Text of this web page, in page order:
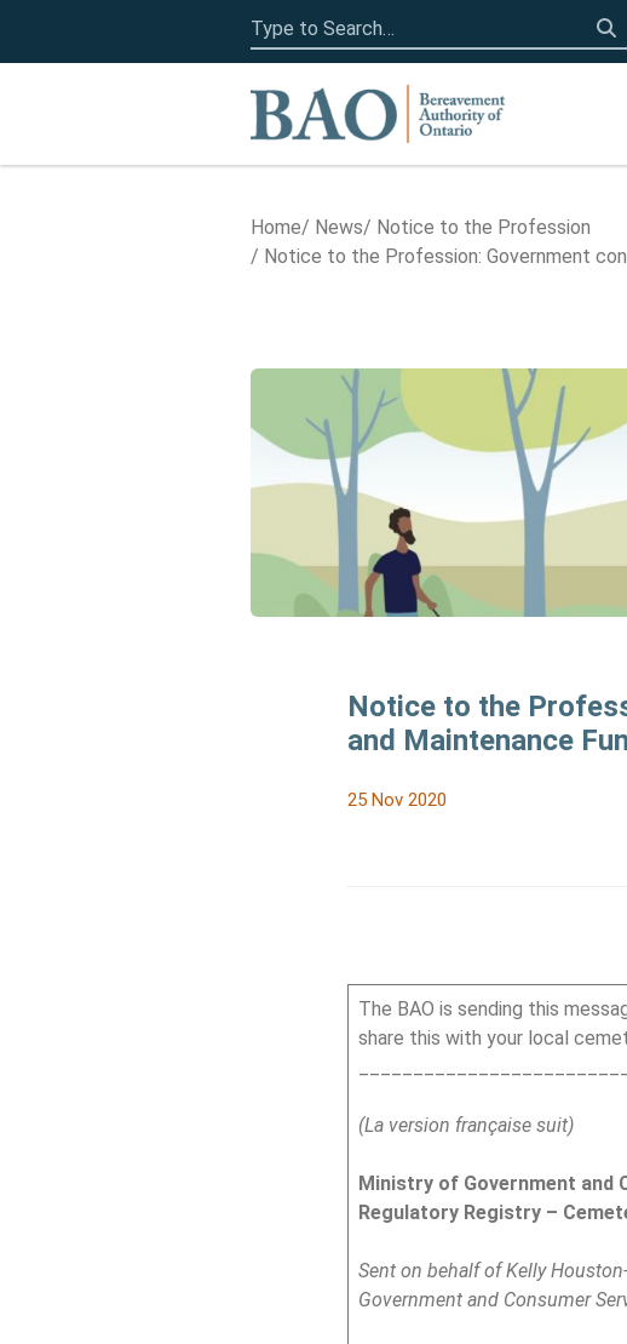
Home
Search
for:
Home News
Notice to the Profession
Notice to the Profession: Government
Notice to the
and Maintenance
25 Nov 2020
The BAO is sending this
share this with your local
(La version française suit)
Ministry of Government and
Regulatory Registry –
Sent on behalf of Kelly
Government and Consumer